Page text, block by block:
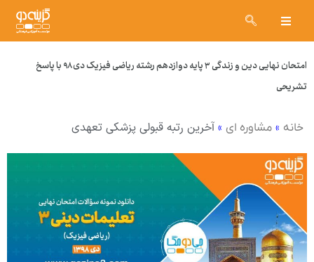
امتحان نهایی دین و زندگی ۳ پایه دوازدهم رشته ریاضی فیزیک دی ۹۸ با پاسخ
تشریحی
خانه » مشاوره ای » آخرین رتبه قبولی پزشکی تعهدی